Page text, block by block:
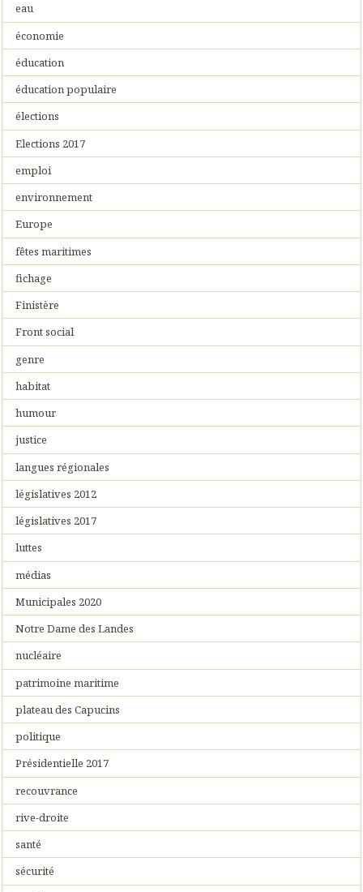
eau
économie
éducation
éducation populaire
élections
Elections 2017
emploi
environnement
Europe
fêtes maritimes
fichage
Finistère
Front social
genre
habitat
humour
justice
langues régionales
législatives 2012
législatives 2017
luttes
médias
Municipales 2020
Notre Dame des Landes
nucléaire
patrimoine maritime
plateau des Capucins
politique
Présidentielle 2017
recouvrance
rive-droite
santé
sécurité